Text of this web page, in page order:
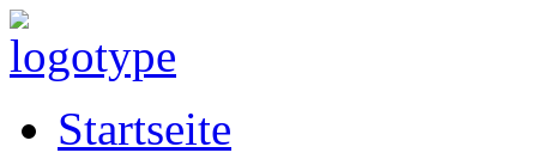
Startseite